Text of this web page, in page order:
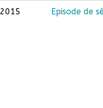
2015 Episode de